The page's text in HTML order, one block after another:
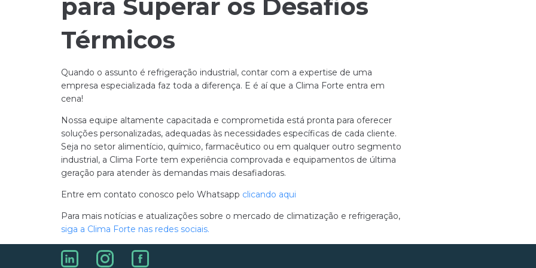
para Superar os Desafios
Térmicos
Quando o assunto é refrigeração industrial, contar com a expertise de uma
empresa especializada faz toda a diferença. E é aí que a Clima Forte entra em
cena!
Nossa equipe altamente capacitada e comprometida está pronta para oferecer
soluções personalizadas, adequadas às necessidades específicas de cada cliente.
Seja no setor alimentício, químico, farmacêutico ou em qualquer outro segmento
industrial, a Clima Forte tem experiência comprovada e equipamentos de última
geração para atender às demandas mais desafiadoras.
Entre em contato conosco pelo Whatsapp clicando aqui
Para mais notícias e atualizações sobre o mercado de climatização e refrigeração,
siga a Clima Forte nas redes sociais.